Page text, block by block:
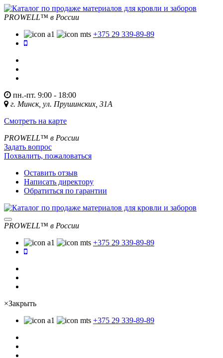
PROWELL™ в России
+375 29 339-89-89
пн.-пт. 9:00 - 18:00
г. Минск, ул. Прушинских, 31А
Смотреть на карте
PROWELL™ в России
Задать вопрос
Похвалить, пожаловаться
Оставить отзыв
Написать директору
Обратиться по гарантии
PROWELL™ в России
+375 29 339-89-89
×Закрыть
+375 29 339-89-89